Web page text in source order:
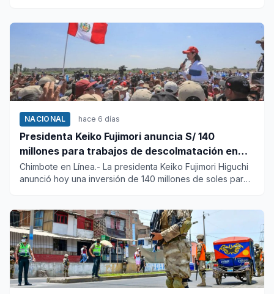
NACIONAL hace 6 días
Presidenta Keiko Fujimori anuncia S/ 140
millones para trabajos de descolmatación en
Piura
Chimbote en Línea.- La presidenta Keiko Fujimori Higuchi
anunció hoy una inversión de 140 millones de soles para